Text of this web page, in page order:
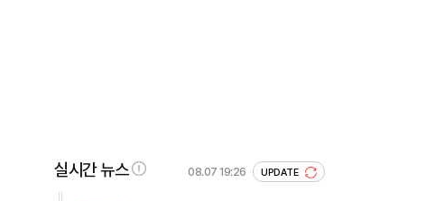
실시간 뉴스 08.07 19:26 UPDATE